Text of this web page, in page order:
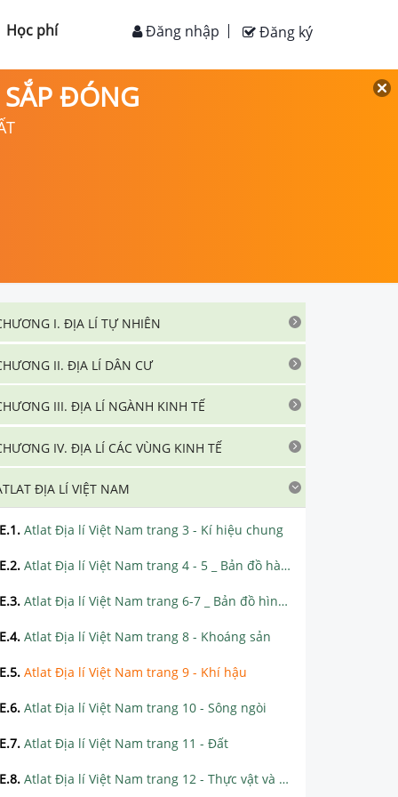
Học phí Đăng ký
Đăng nhập
ĐÓNG
I. ĐỊA LÍ TỰ NHIÊN
II. ĐỊA LÍ DÂN CƯ
III. ĐỊA LÍ NGÀNH KINH TẾ
IV. ĐỊA LÍ CÁC VÙNG KINH TẾ
ĐỊA LÍ VIỆT NAM
E.1. Atlat Địa lí Việt Nam trang 3 - Kí hiệu chung
E.2. Atlat Địa lí Việt Nam trang 4 - 5 _ Bản đồ hành chính
E.3. Atlat Địa lí Việt Nam trang 6-7 _ Bản đồ hình thể Việt Nam
E.4. Atlat Địa lí Việt Nam trang 8 - Khoáng sản
E.5. Atlat Địa lí Việt Nam trang 9 - Khí hậu
E.6. Atlat Địa lí Việt Nam trang 10 - Sông ngòi
E.7. Atlat Địa lí Việt Nam trang 11 - Đất
E.8. Atlat Địa lí Việt Nam trang 12 - Thực vật và động vật